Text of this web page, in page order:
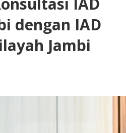
dengan IAD
Jambi